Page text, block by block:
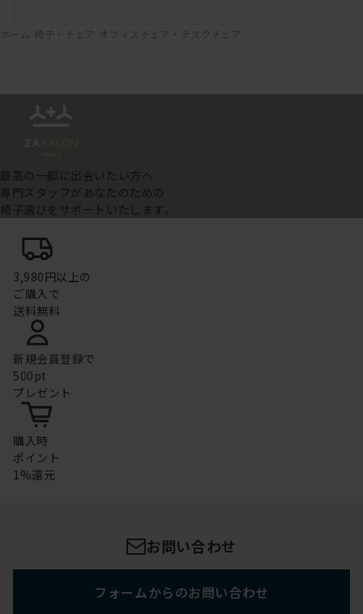
ホーム 椅子・チェア オフィスチェア・デスクチェア
最高の一脚に出会いたい方へ
専門スタッフがあなたのための
椅子選びをサポートいたします。
3,980円以上の
ご購入で
送料無料
新規会員登録で
500pt
プレゼント
購入時
ポイント
1%還元
お問い合わせ
フォームからのお問い合わせ